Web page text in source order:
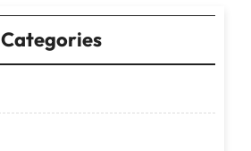
Categories